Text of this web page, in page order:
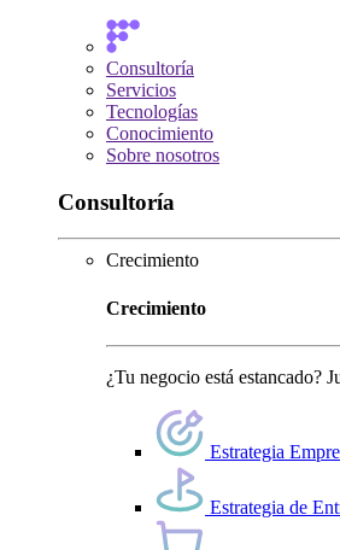
Consultoría
Servicios
Tecnologías
Conocimiento
Sobre nosotros
Consultoría
Crecimiento
Crecimiento
¿Tu negocio está estancado?
Estrategia
Estrategia de